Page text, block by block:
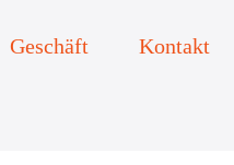
Geschäft Kontakt